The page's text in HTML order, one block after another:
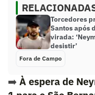
Torcedores
Santos após
virada:
desistir’
Fora de Campo
➡️ À espera de